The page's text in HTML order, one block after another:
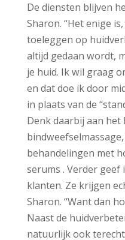
De diensten blijven
Sharon. “Het enige
toeleggen op
altijd gedaan wordt,
je huid. Ik wil graag
en dat doe ik door
in plaats van de
Denk daarbij aan het
behandelingen met
serums . Verder geef
klanten. Ze krijgen
Sharon. “Want dan
Naast de
natuurlijk ook